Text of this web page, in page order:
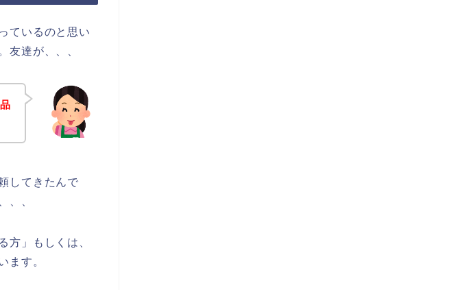
ているのと思い
友達が、、、
してきたんで
、、
方」もしくは、
ます。